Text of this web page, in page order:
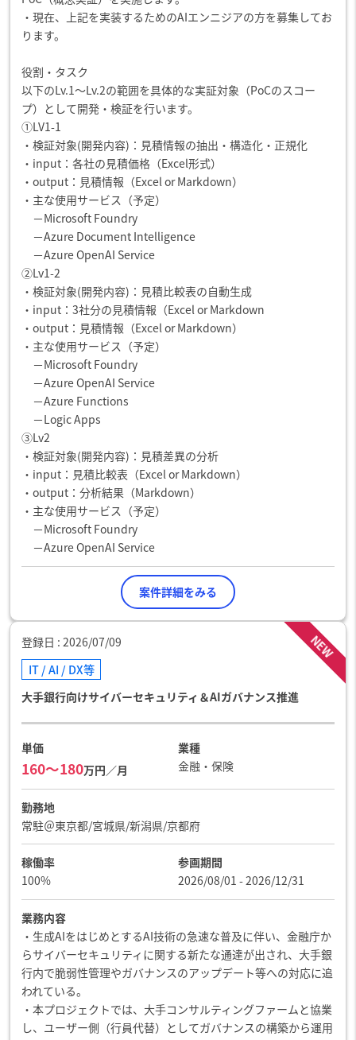
・現在、上記を実装するためのAIエンニジアの方を募集してお
ります。
役割・タスク
以下のLv.1〜Lv.2の範囲を具体的な実証対象（PoCのスコー
プ）として開発・検証を行います。
①LV1-1
・検証対象(開発内容)：見積情報の抽出・構造化・正規化
・input：各社の見積価格（Excel形式）
・output：見積情報（Excel or Markdown）
・主な使用サービス（予定）
－Microsoft Foundry
－Azure Document Intelligence
－Azure OpenAI Service
②Lv1-2
・検証対象(開発内容)：見積比較表の自動生成
・input：3社分の見積情報（Excel or Markdown
・output：見積情報（Excel or Markdown）
・主な使用サービス（予定）
－Microsoft Foundry
－Azure OpenAI Service
－Azure Functions
－Logic Apps
③Lv2
・検証対象(開発内容)：見積差異の分析
・input：見積比較表（Excel or Markdown）
・output：分析結果（Markdown）
・主な使用サービス（予定）
－Microsoft Foundry
－Azure OpenAI Service
案件詳細をみる
NEW
登録日 2026/07/09
IT / AI / DX等
大手銀行向けサイバーセキュリティ＆AIガバナンス推進
単価
160〜180万円／月
業種
金融・保険
勤務地
常駐＠東京都/宮城県/新潟県/京都府
稼働率
100%
参画期間
2026/08/01 - 2026/12/31
業務内容
・生成AIをはじめとするAI技術の急速な普及に伴い、金融庁か
らサイバーセキュリティに関する新たな通達が出され、大手銀
行内で脆弱性管理やガバナンスのアップデート等への対応に追
われている。
・本プロジェクトでは、大手コンサルティングファームと協業
し、ユーザー側（行員代替）としてガバナンスの構築から運用